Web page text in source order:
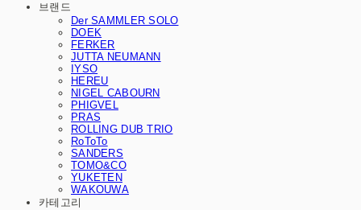
브랜드
Der SAMMLER SOLO
DOEK
FERKER
JUTTA NEUMANN
IYSO
HEREU
NIGEL CABOURN
PHIGVEL
PRAS
ROLLING DUB TRIO
RoToTo
SANDERS
TOMO&CO
YUKETEN
WAKOUWA
카테고리